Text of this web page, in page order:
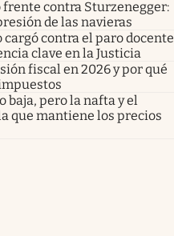
frente contra Sturzenegger:
de las navieras
cargó contra el paro docente
clave en la Justicia
fiscal en 2026 y por qué
baja, pero la nafta y el
que mantiene los precios